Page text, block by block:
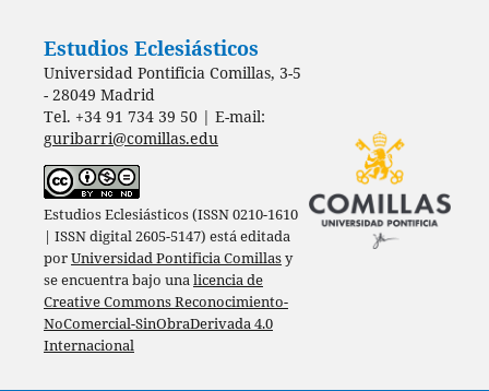
Estudios Eclesiásticos
Universidad Pontificia Comillas, 3-5
- 28049 Madrid
Tel. +34 91 734 39 50 | E-mail:
guribarri@comillas.edu
Estudios Eclesiásticos (ISSN 0210-1610
| ISSN digital 2605-5147) está editada
porUniversidad Pontificia Comillasy
se encuentra bajo unalicencia de
Creative Commons Reconocimiento-
NoComercial-SinObraDerivada 4.0
Internacional